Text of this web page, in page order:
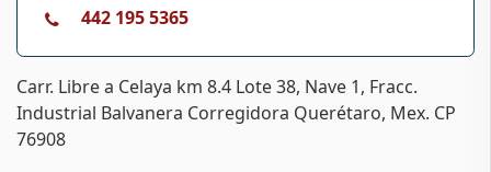
442 195 5365
Carr. Libre a Celaya km 8.4 Lote 38, Nave 1, Fracc.
Industrial Balvanera Corregidora Querétaro, Mex. CP
76908